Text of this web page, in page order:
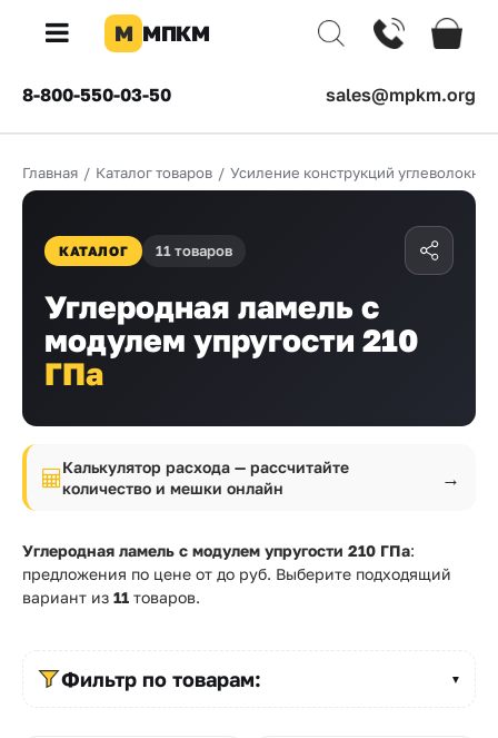
×
КОМПАНИЯ
компании
Оплата
Каталог
Бренды
Прайс-
Проектировщикам
Контакты
М МПКМ
8-800-550-03-50 sales@mpkm.org
Главная / Каталог товаров / Усиление конструкций углеволокном
КАТАЛОГ 11 товаров
Углеродная ламель с
модулем упругости 210
ГПа
Калькулятор расхода — рассчитайте
количество и мешки онлайн
→
Углеродная ламель с модулем упругости 210 ГПа:
предложения по цене от до руб. Выберите подходящий
вариант из 11 товаров.
Фильтр по товарам: ▼